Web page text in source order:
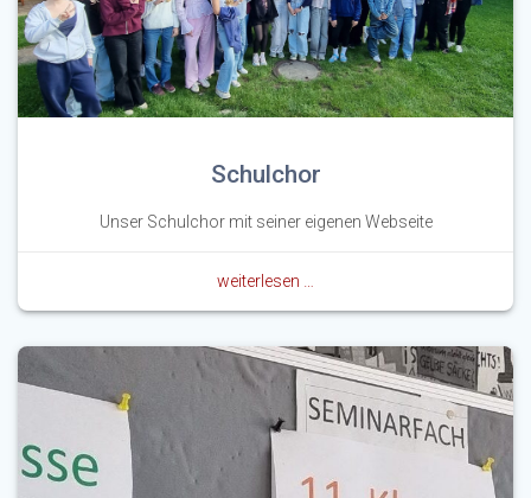
Schulchor
Unser Schulchor mit seiner eigenen Webseite
weiterlesen …